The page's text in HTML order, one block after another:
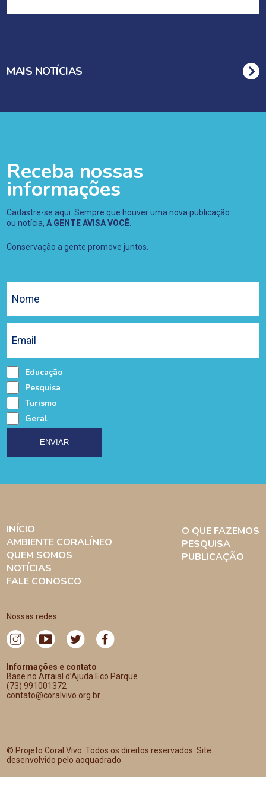
MAIS NOTÍCIAS
Receba nossas
informações
Cadastre-se aqui. Sempre que houver uma nova publicação
ou notícia,A GENTE AVISA VOCÊ
Conservação a gente promove juntos.
Educação
Pesquisa
Turismo
Geral
INÍCIO
AMBIENTE CORALÍNEO
QUEM SOMOS
NOTÍCIAS
O QUE FAZEMOS
PESQUISA
PUBLICAÇÃO
FALE CONOSCO
Nossas redes
Informações e contato
Base no Arraial d’Ajuda Eco Parque
(73) 991001372
contato@coralvivo.org.br
© Projeto Coral Vivo. Todos os direitos reservados. Site
desenvolvido pelo aoquadrado